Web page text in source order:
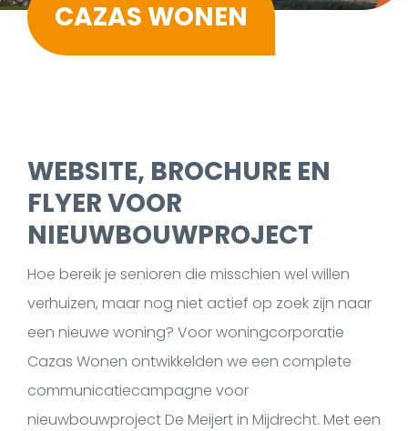
CAZAS WONEN
WEBSITE, BROCHURE EN
FLYER VOOR
NIEUWBOUWPROJECT
Hoe bereik je senioren die misschien wel willen
verhuizen, maar nog niet actief op zoek zijn naar
een nieuwe woning? Voor woningcorporatie
Cazas Wonen ontwikkelden we een complete
communicatiecampagne voor
nieuwbouwproject De Meijert in Mijdrecht. Met een